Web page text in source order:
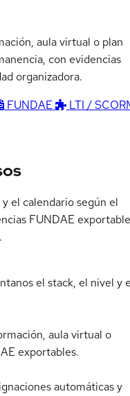
aula virtual o plan
con evidencias
organizadora.
FUNDAE LTI /
el calendario según el
FUNDAE
el stack, el nivel y
aula virtual o
exportables.
automáticas y